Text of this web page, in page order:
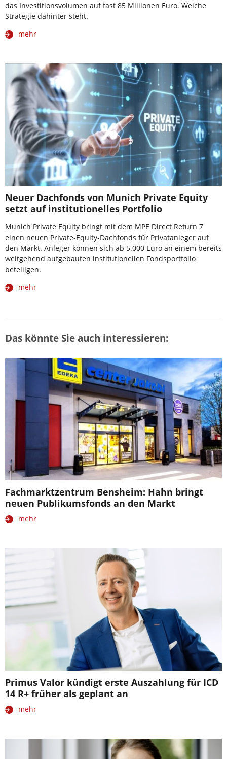
das Investitionsvolumen auf fast 85 Millionen Euro. Welche
Strategie dahinter steht.
mehr
Neuer Dachfonds von Munich Private Equity
setzt auf institutionelles Portfolio
Munich Private Equity bringt mit dem MPE Direct Return 7
einen neuen Private-Equity-Dachfonds für Privatanleger auf
den Markt. Anleger können sich ab 5.000 Euro an einem bereits
weitgehend aufgebauten institutionellen Fondsportfolio
beteiligen.
mehr
Das könnte Sie auch interessieren:
Fachmarktzentrum Bensheim: Hahn bringt
neuen Publikumsfonds an den Markt
mehr
Primus Valor kündigt erste Auszahlung für ICD
14 R+ früher als geplant an
mehr